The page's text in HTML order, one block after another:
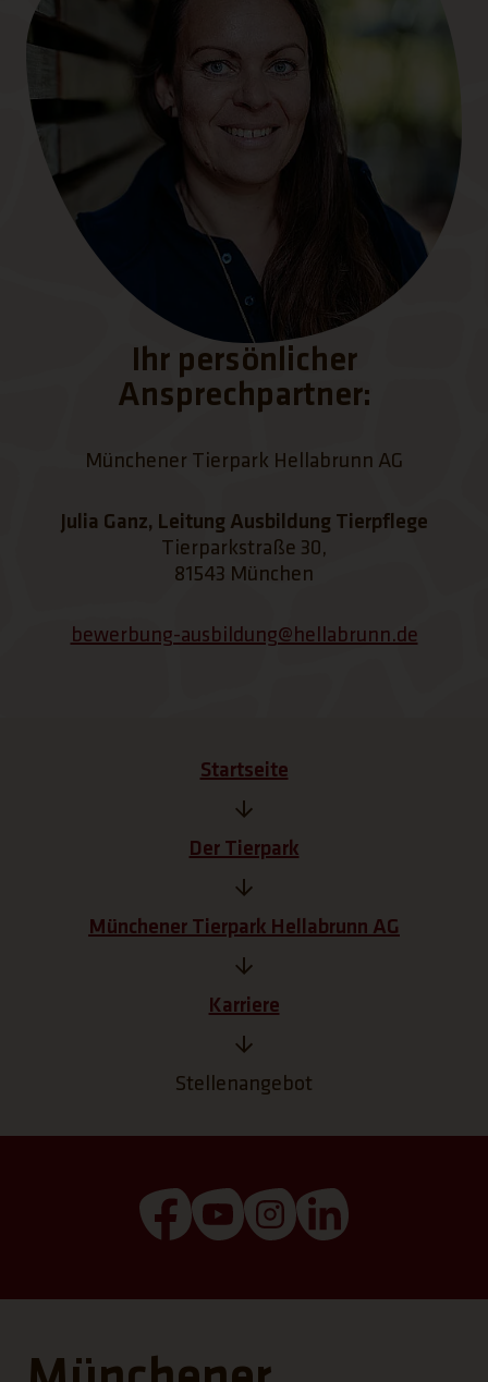
Ihr persönlicher
Ansprechpartner:
Münchener Tierpark Hellabrunn AG
Julia Ganz, Leitung Ausbildung Tierpflege
Tierparkstraße 30,
81543 München
bewerbung-ausbildung@hellabrunn.de​​​​​​​
Startseite
Der Tierpark
Münchener Tierpark Hellabrunn AG
Karriere
Stellenangebot
(Link öffnet einen neuen Tab)
(Link öffnet einen neuen
(Link öffnet einen